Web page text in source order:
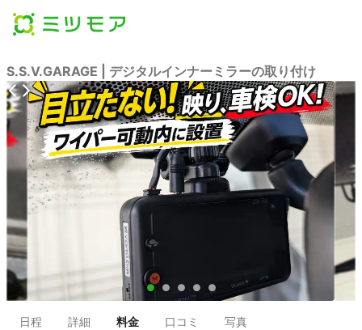
S.S.V.GARAGE | デジタルインナーミラーの取り付け
● ● ● ● ●
日程 詳細 料金 口コミ 写真